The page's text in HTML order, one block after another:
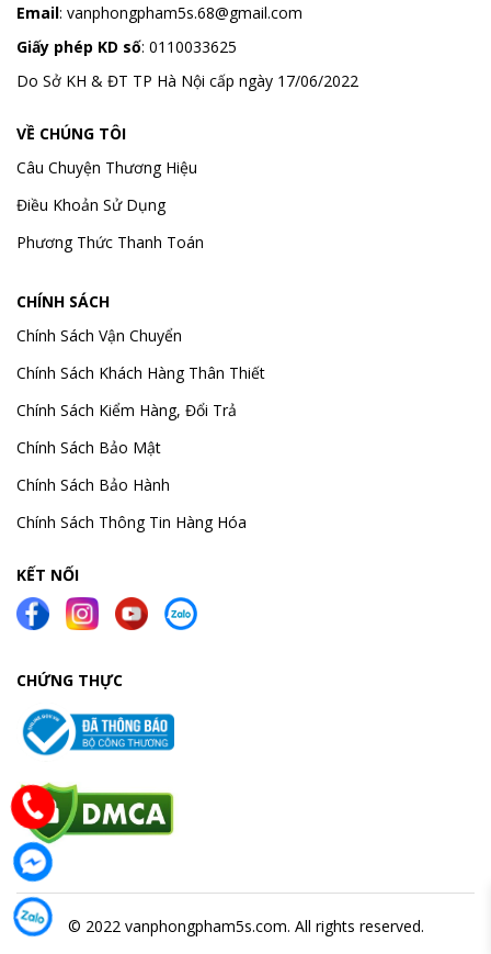
Email: vanphongpham5s.68@gmail.com
Giấy phép KD số: 0110033625
Do Sở KH & ĐT TP Hà Nội cấp ngày 17/06/2022
VỀ CHÚNG TÔI
Câu Chuyện Thương Hiệu
Điều Khoản Sử Dụng
Phương Thức Thanh Toán
CHÍNH SÁCH
Chính Sách Vận Chuyển
Chính Sách Khách Hàng Thân Thiết
Chính Sách Kiểm Hàng, Đổi Trả
Chính Sách Bảo Mật
Chính Sách Bảo Hành
Chính Sách Thông Tin Hàng Hóa
KẾT NỐI
CHỨNG THỰC
© 2022 vanphongpham5s.com. All rights reserved.